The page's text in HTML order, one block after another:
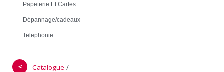
Papeterie Et Cartes
Dépannage/cadeaux
Telephonie
＜ Catalogue /